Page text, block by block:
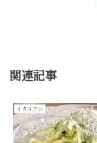
関連記事
イタリアン